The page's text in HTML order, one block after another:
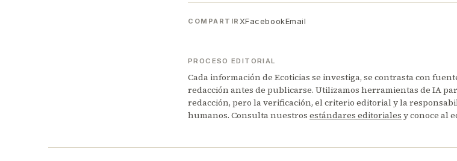
COMPARTIR XFacebookEmail
PROCESO EDITORIAL
Cada información de Ecoticias se investiga, se contrasta con
redacción antes de publicarse. Utilizamos herramientas de IA
redacción, pero la verificación, el criterio editorial y la
humanos. Consulta nuestros estándares editoriales y conoce al